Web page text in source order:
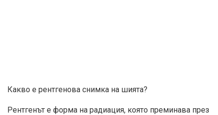
Какво е рентгенова снимка на шията?
Рентгенът е форма на радиация, която преминава през